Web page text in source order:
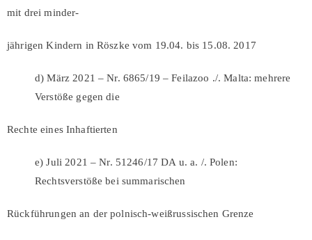
mit drei minder-
jährigen Kindern in Röszke vom 19.04. bis 15.08. 2017
d) März 2021 – Nr. 6865/19 – Feilazoo ./. Malta: mehrere
Verstöße gegen die
Rechte eines Inhaftierten
e) Juli 2021 – Nr. 51246/17 DA u. a. /. Polen:
Rechtsverstöße bei summarischen
Rückführungen an der polnisch-weißrussischen Grenze